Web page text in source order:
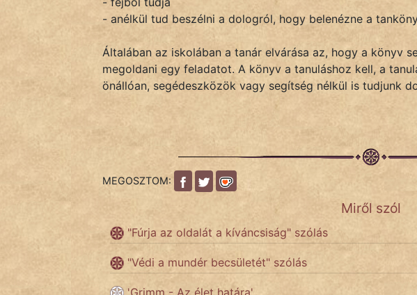
KÖZMONDÁS
FILM
- anélkül tud beszélni a dologról, hogy belenézne a
Általában az iskolában a tanár elvárása az, hogy a könyv
megoldani egy feladatot. A könyv a tanuláshoz kell, a
önállóan, segédeszközök vagy segítség nélkül is tudjunk
MEGOSZTOM:
Miről szól
"Fúrja az oldalát a kíváncsiság" szólás
"Védi a mundér becsületét" szólás
'Grimm - Az élet határa'